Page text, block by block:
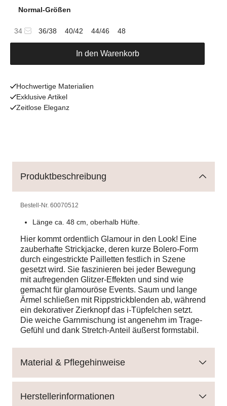
Normal-Größen
34 36/38 40/42 44/46 48
In den Warenkorb
Hochwertige Materialien
Exklusive Artikel
Zeitlose Eleganz
Produktbeschreibung
Bestell-Nr. 60070512
Länge ca. 48 cm, oberhalb Hüfte.
Hier kommt ordentlich Glamour in den Look! Eine
zauberhafte Strickjacke, deren kurze Bolero-Form
durch eingestrickte Pailletten festlich in Szene
gesetzt wird. Sie faszinieren bei jeder Bewegung
mit aufregenden Glitzer-Effekten und sind wie
gemacht für glamouröse Events. Saum und lange
Ärmel schließen mit Rippstrickblenden ab, während
ein dekorativer Zierknopf das i-Tüpfelchen setzt.
Die weiche Garnmischung ist angenehm im Trage-
Gefühl und dank Stretch-Anteil äußerst formstabil.
Material & Pflegehinweise
Herstellerinformationen